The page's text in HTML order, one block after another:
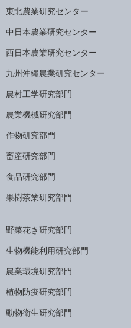
東北農業研究センター
中日本農業研究センター
西日本農業研究センター
九州沖縄農業研究センター
農村工学研究部門
農業機械研究部門
作物研究部門
畜産研究部門
食品研究部門
果樹茶業研究部門
野菜花き研究部門
生物機能利用研究部門
農業環境研究部門
植物防疫研究部門
動物衛生研究部門